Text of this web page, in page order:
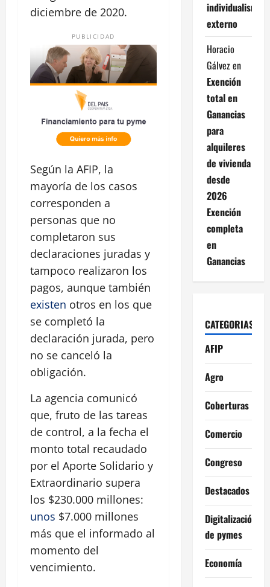
diciembre de 2020.
PUBLICIDAD
Según la AFIP, la
mayoría de los casos
corresponden a
personas que no
completaron sus
declaraciones juradas y
tampoco realizaron los
pagos, aunque también
existen otros en los que
se completó la
declaración jurada, pero
no se canceló la
obligación.
La agencia comunicó
que, fruto de las tareas
de control, a la fecha el
monto total recaudado
por el Aporte Solidario y
Extraordinario supera
los $230.000 millones:
unos $7.000 millones
más que el informado al
momento del
vencimiento.
individualismo
externo
Horacio
Gálvezen
Exención
total en
Ganancias
para
alquileres
de vivienda
desde
2026
Exención
completa
en
Ganancias
CATEGORIAS
AFIP
Agro
Coberturas
Comercio
Congreso
Destacados
Digitalización
de pymes
Economía